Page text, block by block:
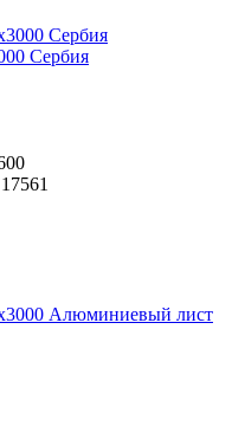
Сербия
17561
Алюминиевый лист